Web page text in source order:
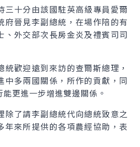
三十分由該國駐英高級專員愛爾
府晉見李副總統，在場作陪的有
、外交部次長房金炎及禮賓司司
歡迎遠到來訪的查爾斯總理，
中多兩國關係，所作的貢獻，同
更進一步增進雙邊關係。
除了請李副總統代向總統致意之
年來所提供的各項農經協助，表